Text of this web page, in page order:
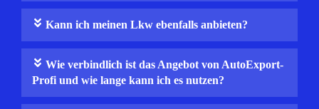
Kann ich meinen Lkw ebenfalls anbieten?
Wie verbindlich ist das Angebot von AutoExport-
Profi und wie lange kann ich es nutzen?